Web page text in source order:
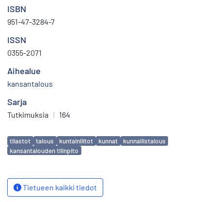
ISBN
951-47-3284-7
ISSN
0355-2071
Aihealue
kansantalous
Sarja
Tutkimuksia | 164
Avainsanat
tilastot talous kuntainliitot kunnat
kunnallistalous
kansantalouden tilinpito
Tietueen kaikki tiedot